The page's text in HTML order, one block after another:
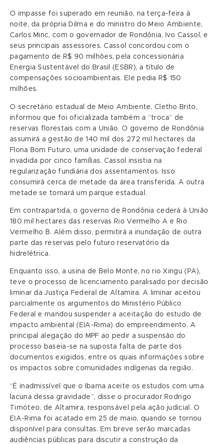
O impasse foi superado em reunião, na terça-feira à
noite, da própria Dilma e do ministro do Meio Ambiente,
Carlos Minc, com o governador de Rondônia, Ivo Cassol, e
seus principais assessores. Cassol concordou com o
pagamento de R$ 90 milhões, pela concessionária
Energia Sustentável do Brasil (ESBR), a título de
compensações socioambientais. Ele pedia R$ 150
milhões.
O secretário estadual de Meio Ambiente, Cletho Brito,
informou que foi oficializada também a “troca” de
reservas florestais com a União. O governo de Rondônia
assumirá a gestão de 140 mil dos 272 mil hectares da
Flona Bom Futuro, uma unidade de conservação federal
invadida por cinco famílias. Cassol insistia na
regularização fundiária dos assentamentos. Isso
consumirá cerca de metade da área transferida. A outra
metade se tornará um parque estadual.
Em contrapartida, o governo de Rondônia cederá à União
180 mil hectares das reservas Rio Vermelho A e Rio
Vermelho B. Além disso, permitirá a inundação de outra
parte das reservas pelo futuro reservatório da
hidrelétrica.
Enquanto isso, a usina de Belo Monte, no rio Xingu (PA),
teve o processo de licenciamento paralisado por decisão
liminar da Justiça Federal de Altamira. A liminar aceitou
parcialmente os argumentos do Ministério Público
Federal e mandou suspender a aceitação do estudo de
impacto ambiental (EIA-Rima) do empreendimento. A
principal alegação do MPF ao pedir a suspensão do
processo baseia-se na suposta falta de parte dos
documentos exigidos, entre os quais informações sobre
os impactos sobre comunidades indígenas da região.
“É inadmissível que o Ibama aceite os estudos com uma
lacuna dessa gravidade”, disse o procurador Rodrigo
Timóteo, de Altamira, responsável pela ação judicial. O
EIA-Rima foi acatado em 25 de maio, quando se tornou
disponível para consultas. Em breve serão marcadas
audiências públicas para discutir a construção da